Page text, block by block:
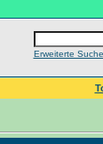
Erweiterte Suche